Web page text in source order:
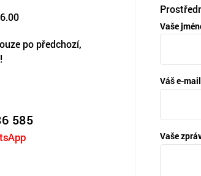
po předchozí,
585
Vaše
Váš e-mail
Vaše